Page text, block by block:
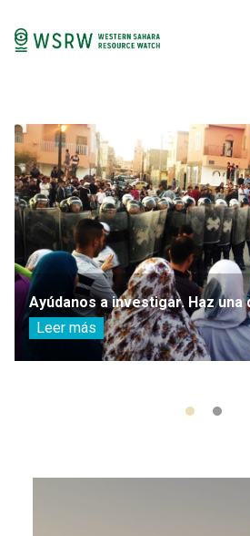
Ayúdanos a investigar. Haz una
Leer más